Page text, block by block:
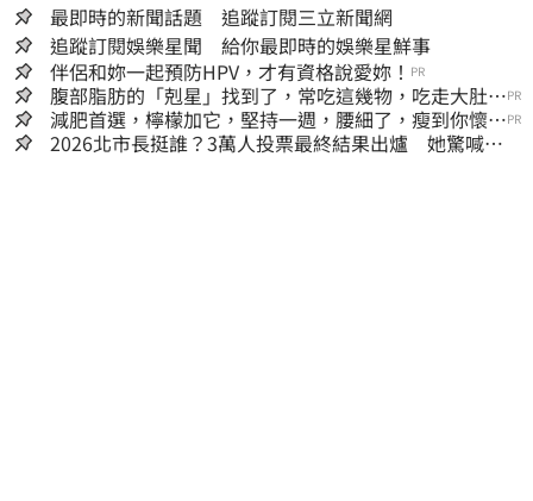
最即時的新聞話題 追蹤訂閱三立新聞網
追蹤訂閱娛樂星聞 給你最即時的娛樂星鮮事
伴侶和妳一起預防HPV，才有資格說愛妳！ PR
腹部脂肪的「剋星」找到了，常吃這幾物，吃走大肚
囊，瘦出小蠻腰
PR
減肥首選，檸檬加它，堅持一週，腰細了，瘦到你懷疑
人生
PR
2026北市長挺誰？3萬人投票最終結果出爐 她驚喊：